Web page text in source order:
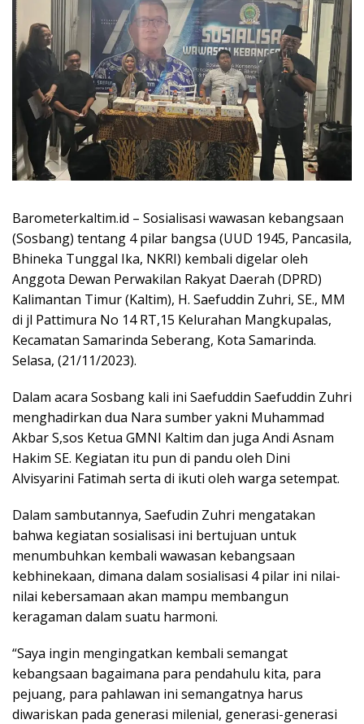
Barometerkaltim.id – Sosialisasi wawasan kebangsaan
(Sosbang) tentang 4 pilar bangsa (UUD 1945, Pancasila,
Bhineka Tunggal Ika, NKRI) kembali digelar oleh
Anggota Dewan Perwakilan Rakyat Daerah (DPRD)
Kalimantan Timur (Kaltim), H. Saefuddin Zuhri, SE., MM
di jl Pattimura No 14 RT,15 Kelurahan Mangkupalas,
Kecamatan Samarinda Seberang, Kota Samarinda.
Selasa, (21/11/2023).
Dalam acara Sosbang kali ini Saefuddin Saefuddin Zuhri
menghadirkan dua Nara sumber yakni Muhammad
Akbar S,sos Ketua GMNI Kaltim dan juga Andi Asnam
Hakim SE. Kegiatan itu pun di pandu oleh Dini
Alvisyarini Fatimah serta di ikuti oleh warga setempat.
Dalam sambutannya, Saefudin Zuhri mengatakan
bahwa kegiatan sosialisasi ini bertujuan untuk
menumbuhkan kembali wawasan kebangsaan
kebhinekaan, dimana dalam sosialisasi 4 pilar ini nilai-
nilai kebersamaan akan mampu membangun
keragaman dalam suatu harmoni.
“Saya ingin mengingatkan kembali semangat
kebangsaan bagaimana para pendahulu kita, para
pejuang, para pahlawan ini semangatnya harus
diwariskan pada generasi milenial, generasi-generasi